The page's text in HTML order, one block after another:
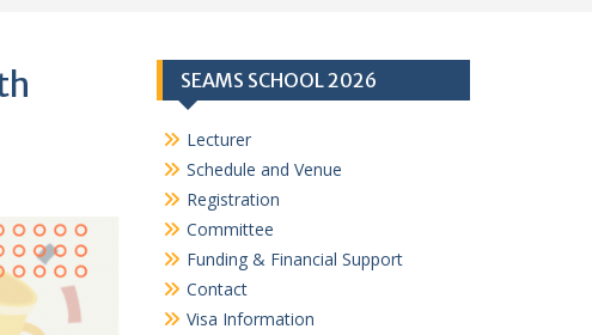
SEAMS SCHOOL 2026
Lecturer
Schedule and Venue
Registration
Committee
Funding & Financial Support
Contact
Visa Information